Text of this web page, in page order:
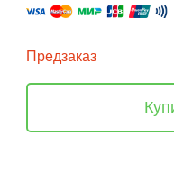
Предзаказ